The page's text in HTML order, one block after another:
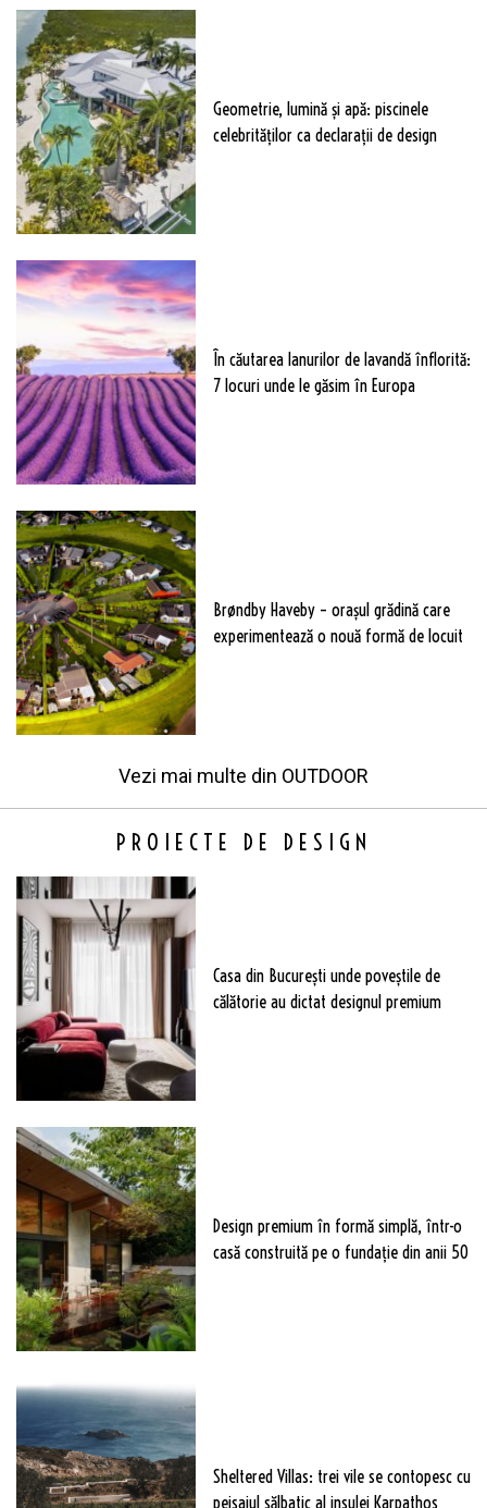
Geometrie, lumină și apă: piscinele
celebrităților ca declarații de design
În căutarea lanurilor de lavandă înflorită:
7 locuri unde le găsim în Europa
Brøndby Haveby – orașul grădină care
experimentează o nouă formă de locuit
Vezi mai multe din OUTDOOR
PROIECTE DE DESIGN
Casa din București unde poveștile de
călătorie au dictat designul premium
Design premium în formă simplă, într-o
casă construită pe o fundație din anii 50
Sheltered Villas: trei vile se contopesc cu
peisajul sălbatic al insulei Karpathos